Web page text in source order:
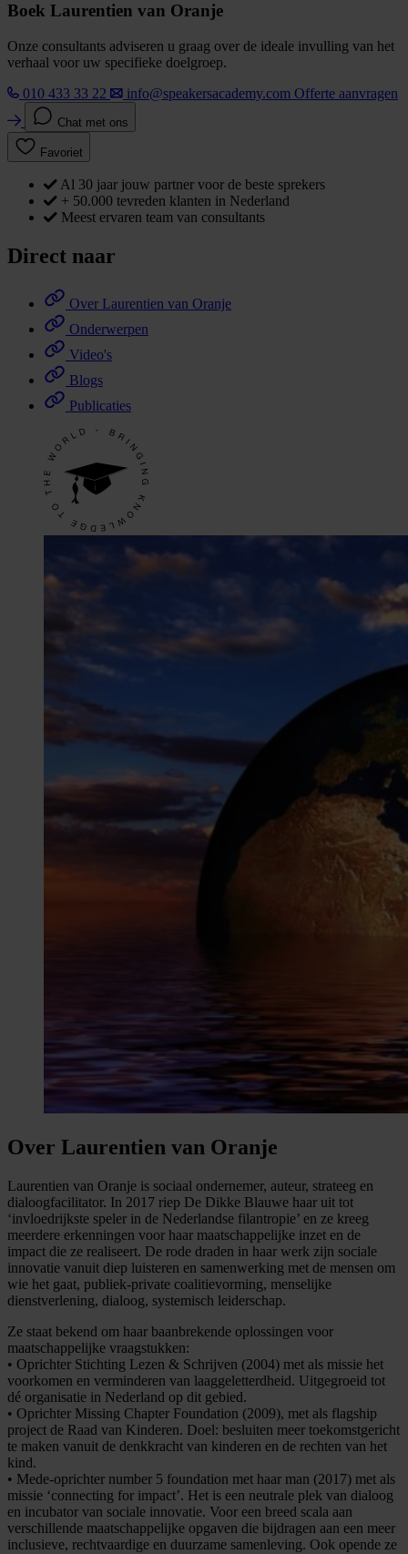
Boek Laurentien van Oranje
Onze consultants adviseren u graag over de ideale invulling van het
verhaal voor uw specifieke doelgroep.
010 433 33 22
info@speakersacademy.com Offerte aanvragen
Chat met ons
Favoriet
Al 30 jaar jouw partner voor de beste sprekers
+ 50.000 tevreden klanten in Nederland
Meest ervaren team van consultants
Direct naar
Over Laurentien van Oranje
Onderwerpen
Video's
Blogs
Publicaties
Over Laurentien van Oranje
Laurentien van Oranje is sociaal ondernemer, auteur, strateeg en
dialoogfacilitator. In 2017 riep De Dikke Blauwe haar uit tot
‘invloedrijkste speler in de Nederlandse filantropie’ en ze kreeg
meerdere erkenningen voor haar maatschappelijke inzet en de
impact die ze realiseert. De rode draden in haar werk zijn sociale
innovatie vanuit diep luisteren en samenwerking met de mensen om
wie het gaat, publiek-private coalitievorming, menselijke
dienstverlening, dialoog, systemisch leiderschap.
Ze staat bekend om haar baanbrekende oplossingen voor
maatschappelijke vraagstukken:
• Oprichter Stichting Lezen & Schrijven (2004) met als missie het
voorkomen en verminderen van laaggeletterdheid. Uitgegroeid tot
dé organisatie in Nederland op dit gebied.
• Oprichter Missing Chapter Foundation (2009), met als flagship
project de Raad van Kinderen. Doel: besluiten meer toekomstgericht
te maken vanuit de denkkracht van kinderen en de rechten van het
kind.
• Mede-oprichter number 5 foundation met haar man (2017) met als
missie ‘connecting for impact’. Het is een neutrale plek van dialoog
en incubator van sociale innovatie. Voor een breed scala aan
verschillende maatschappelijke opgaven die bijdragen aan een meer
inclusieve, rechtvaardige en duurzame samenleving. Ook opende ze